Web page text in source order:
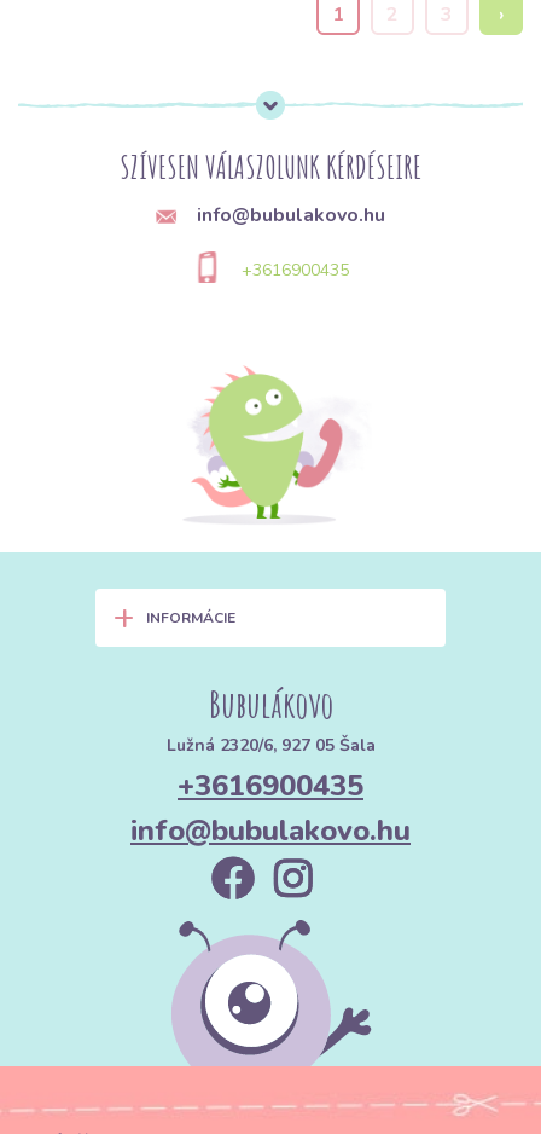
1 2 3 ›
SZÍVESEN VÁLASZOLUNK KÉRDÉSEIRE
info@bubulakovo.hu
+3616900435
+ INFORMÁCIE
Bubulákovo
Lužná 2320/6, 927 05 Šala
+3616900435
info@bubulakovo.hu